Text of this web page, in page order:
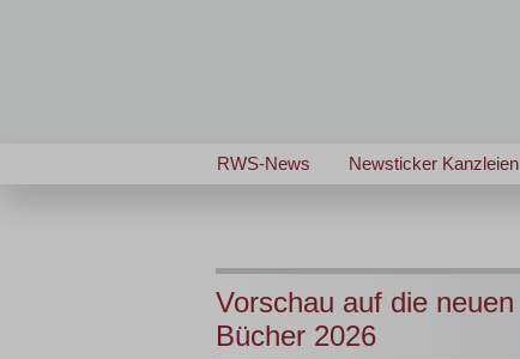
RWS-News Newsticker Kanzleien
Vorschau auf die neuen
Bücher 2026